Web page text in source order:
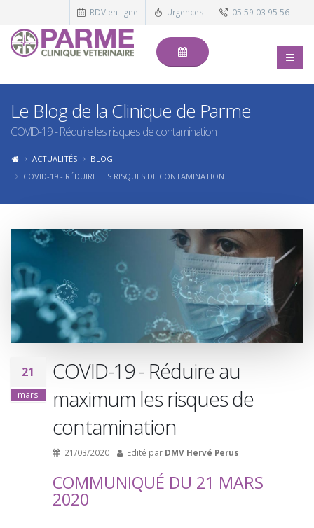
RDV en ligne Urgences 05 59 03 95 56
Le Blog de la Clinique de Parme
COVID-19 - Réduire les risques de contamination
ACTUALITÉS
BLOG
COVID-19 - RÉDUIRE LES RISQUES DE CONTAMINATION
21
mars
COVID-19 - Réduire au
maximum les risques de
contamination
21/03/2020 Edité par DMV Hervé Perus
COMMUNIQUÉ DU 21 MARS
2020